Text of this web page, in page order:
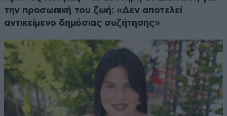
την προσωπική του ζωή: «Δεν αποτελεί
αντικείμενο δημόσιας συζήτησης»